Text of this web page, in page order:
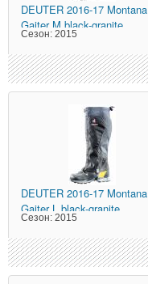
DEUTER 2016-17 Montana
Gaiter M black-granite
Сезон: 2015
DEUTER 2016-17 Montana
Gaiter L black-granite
Сезон: 2015